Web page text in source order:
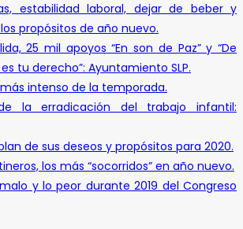
estabilidad laboral, dejar de beber y
propósitos de año nuevo.
25 mil apoyos “En son de Paz” y “De
tu derecho”: Ayuntamiento SLP.
intenso de la temporada.
la erradicación del trabajo infantil:
de sus deseos y propósitos para 2020.
los más “socorridos” en año nuevo.
y lo peor durante 2019 del Congreso